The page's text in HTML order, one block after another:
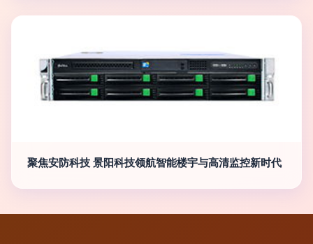
聚焦安防科技 景阳科技领航智能楼宇与高清监控新时代